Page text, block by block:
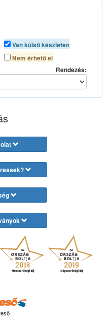
Van külső készleten
Nem érhető el
Rendezés: